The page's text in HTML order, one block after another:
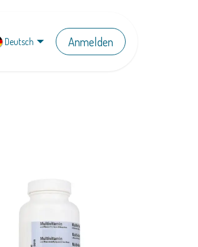
Deutsch Anmelden